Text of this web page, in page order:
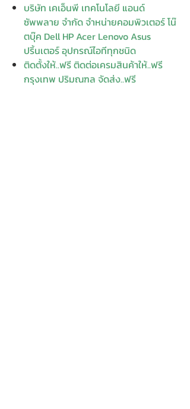
บริษัท เคเอ็นพี เทคโนโลยี แอนด์
ซัพพลาย จำกัด จำหน่ายคอมพิวเตอร์ โน๊
ตบุ๊ค Dell HP Acer Lenovo Asus
ปริ้นเตอร์ อุปกรณ์ไอทีทุกชนิด
ติดตั้งให้..ฟรี ติดต่อเครมสินค้าให้..ฟรี
กรุงเทพ ปริมณฑล จัดส่ง..ฟรี